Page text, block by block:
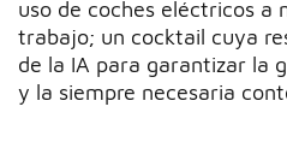
uso de coches eléctricos a
trabajo; un cocktail cuya
de la IA para garantizar la
y la siempre necesaria